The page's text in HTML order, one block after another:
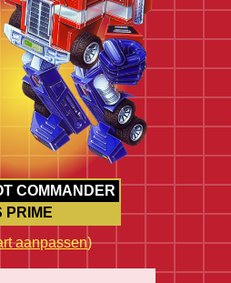
COMMANDER
PRIME
aanpassen)